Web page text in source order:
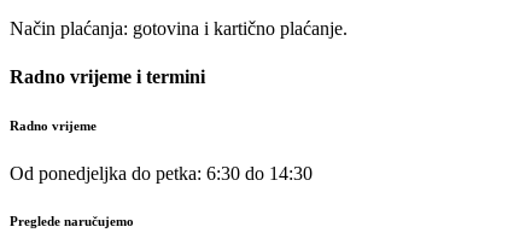
Način plaćanja: gotovina i kartično plaćanje.
Radno vrijeme i termini
Radno vrijeme
Od ponedjeljka do petka: 6:30 do 14:30
Preglede naručujemo